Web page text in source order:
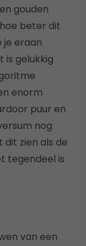
gouden
beter dit
je eraan
is gelukkig
enorm
puur en
nog
dit zien als de
tegendeel is
van een